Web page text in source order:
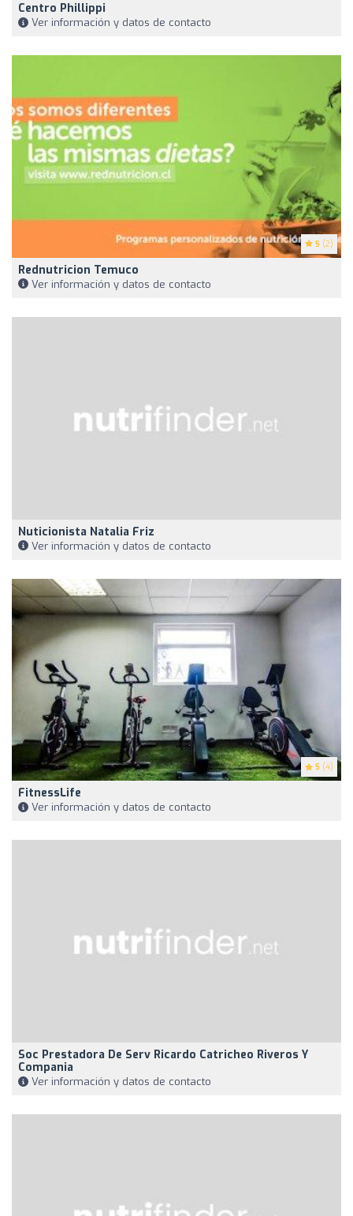
Centro Phillippi
Ver información y datos de contacto
5 (2)
Rednutricion Temuco
Ver información y datos de contacto
Nuticionista Natalia Friz
Ver información y datos de contacto
5 (4)
FitnessLife
Ver información y datos de contacto
Soc Prestadora De Serv Ricardo Catricheo Riveros Y
Compania
Ver información y datos de contacto